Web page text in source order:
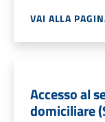
VAI ALLA
Accesso al
domiciliare